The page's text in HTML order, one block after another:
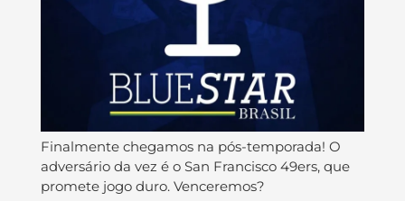
Finalmente chegamos na pós-temporada! O
adversário da vez é o San Francisco 49ers, que
promete jogo duro. Venceremos?